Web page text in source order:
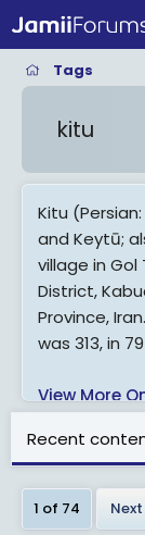
Tags
kitu
Kitu (Persian: كيتو‎, also Romanized as Kītū, Kaītū,
and Keytū;
village in Gol
District,
Province,
was 313, in
View More
Recent
1 of 74 Next